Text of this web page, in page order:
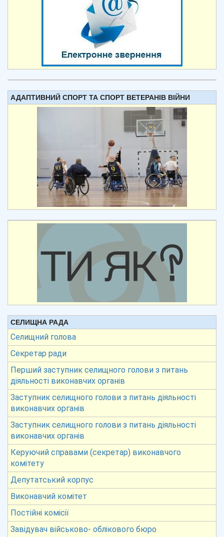
АДАПТИВНИЙ СПОРТ ТА СПОРТ ВЕТЕРАНІВ ВІЙНИ
СЕЛИЩНА РАДА
Селищний голова
Секретар ради
Перший заступник селищного голови з питань
діяльності виконавчих органів
Заступник селищного голови з питань діяльності
виконавчих органів
Заступник селищного голови з питань діяльності
виконавчих органів
Керуючий справами (секретар) виконавчого
комітету
Депутатський корпус
Виконавчий комітет
Постійні комісії
Завідувач військово- облікового бюро